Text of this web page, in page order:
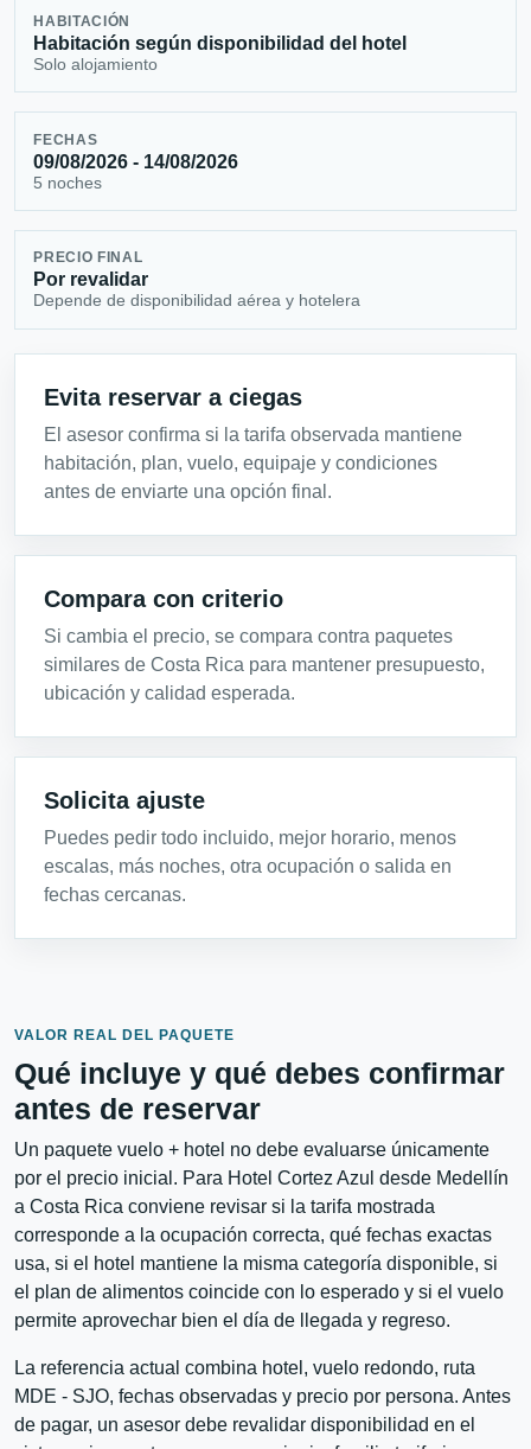
HABITACIÓN
Habitación según disponibilidad del hotel
Solo alojamiento
FECHAS
09/08/2026 - 14/08/2026
5 noches
PRECIO FINAL
Por revalidar
Depende de disponibilidad aérea y hotelera
Evita reservar a ciegas
El asesor confirma si la tarifa observada mantiene
habitación, plan, vuelo, equipaje y condiciones
antes de enviarte una opción final.
Compara con criterio
Si cambia el precio, se compara contra paquetes
similares de Costa Rica para mantener presupuesto,
ubicación y calidad esperada.
Solicita ajuste
Puedes pedir todo incluido, mejor horario, menos
escalas, más noches, otra ocupación o salida en
fechas cercanas.
VALOR REAL DEL PAQUETE
Qué incluye y qué debes confirmar
antes de reservar
Un paquete vuelo + hotel no debe evaluarse únicamente
por el precio inicial. Para Hotel Cortez Azul desde Medellín
a Costa Rica conviene revisar si la tarifa mostrada
corresponde a la ocupación correcta, qué fechas exactas
usa, si el hotel mantiene la misma categoría disponible, si
el plan de alimentos coincide con lo esperado y si el vuelo
permite aprovechar bien el día de llegada y regreso.
La referencia actual combina hotel, vuelo redondo, ruta
MDE - SJO, fechas observadas y precio por persona. Antes
de pagar, un asesor debe revalidar disponibilidad en el